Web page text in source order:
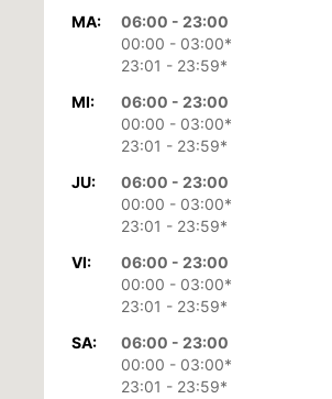
MA:
06:00 - 23:00
00:00 - 03:00*
23:01 - 23:59*
MI:
06:00 - 23:00
00:00 - 03:00*
23:01 - 23:59*
JU:
06:00 - 23:00
00:00 - 03:00*
23:01 - 23:59*
VI:
06:00 - 23:00
00:00 - 03:00*
23:01 - 23:59*
SA:
06:00 - 23:00
00:00 - 03:00*
23:01 - 23:59*